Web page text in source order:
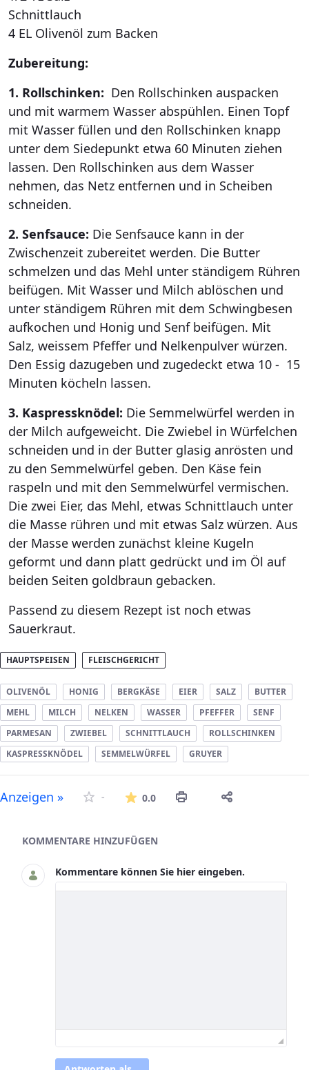
Schnittlauch
4 EL Olivenöl zum Backen
Zubereitung:
1. Rollschinken: Den Rollschinken auspacken
und mit warmem Wasser abspühlen. Einen Topf
mit Wasser füllen und den Rollschinken knapp
unter dem Siedepunkt etwa 60 Minuten ziehen
lassen. Den Rollschinken aus dem Wasser
nehmen, das Netz entfernen und in Scheiben
schneiden.
2. Senfsauce: Die Senfsauce kann in der
Zwischenzeit zubereitet werden. Die Butter
schmelzen und das Mehl unter ständigem Rühren
beifügen. Mit Wasser und Milch ablöschen und
unter ständigem Rühren mit dem Schwingbesen
aufkochen und Honig und Senf beifügen. Mit
Salz, weissem Pfeffer und Nelkenpulver würzen.
Den Essig dazugeben und zugedeckt etwa 10 - 15
Minuten köcheln lassen.
3. Kaspressknödel: Die Semmelwürfel werden in
der Milch aufgeweicht. Die Zwiebel in Würfelchen
schneiden und in der Butter glasig anrösten und
zu den Semmelwürfel geben. Den Käse fein
raspeln und mit den Semmelwürfel vermischen.
Die zwei Eier, das Mehl, etwas Schnittlauch unter
die Masse rühren und mit etwas Salz würzen. Aus
der Masse werden zunächst kleine Kugeln
geformt und dann platt gedrückt und im Öl auf
beiden Seiten goldbraun gebacken.
Passend zu diesem Rezept ist noch etwas
Sauerkraut.
HAUPTSPEISEN FLEISCHGERICHT
OLIVENÖL HONIG BERGKÄSE EIER SALZ
BUTTER
MEHL
MILCH NELKEN WASSER PFEFFER
SENF
PARMESAN
ZWIEBEL SCHNITTLAUCH
ROLLSCHINKEN
KASPRESSKNÖDEL
SEMMELWÜRFEL GRUYER
Anzeigen » - 0.0Die durchschnittliche
Asset-Herausgeber
KOMMENTARE HINZUFÜGEN
Kommentare können Sie hier eingeben.